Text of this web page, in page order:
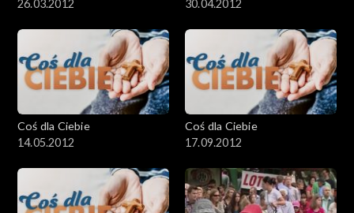
26.03.2012
30.04.2012
Coś dla Ciebie
14.05.2012
Coś dla Ciebie
17.09.2012